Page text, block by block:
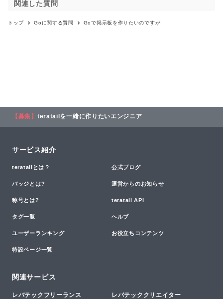
関連した質問
トップ Go に関する質問 Goで掲示板を作りたいのですが
【募集】 teratailを一緒に作りたいエンジニア
サービス紹介
teratailとは？ 公式ブログ
バッジとは? 運営からのお知らせ
称号とは? teratail API
タグ一覧 ヘルプ
ユーザーランキング お役立ちコンテンツ
特設ページ一覧
関連サービス
レバテックフリーランス レバテッククリエイター